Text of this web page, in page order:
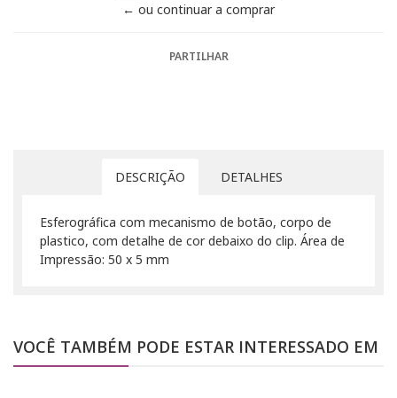
← ou continuar a comprar
PARTILHAR
DESCRIÇÃO DETALHES
Esferográfica com mecanismo de botão, corpo de
plastico, com detalhe de cor debaixo do clip. Área de
Impressão: 50 x 5 mm
VOCÊ TAMBÉM PODE ESTAR INTERESSADO EM